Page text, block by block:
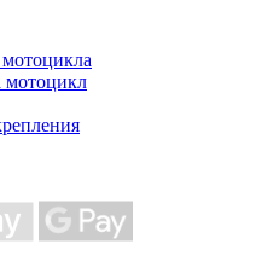
мотоцикл